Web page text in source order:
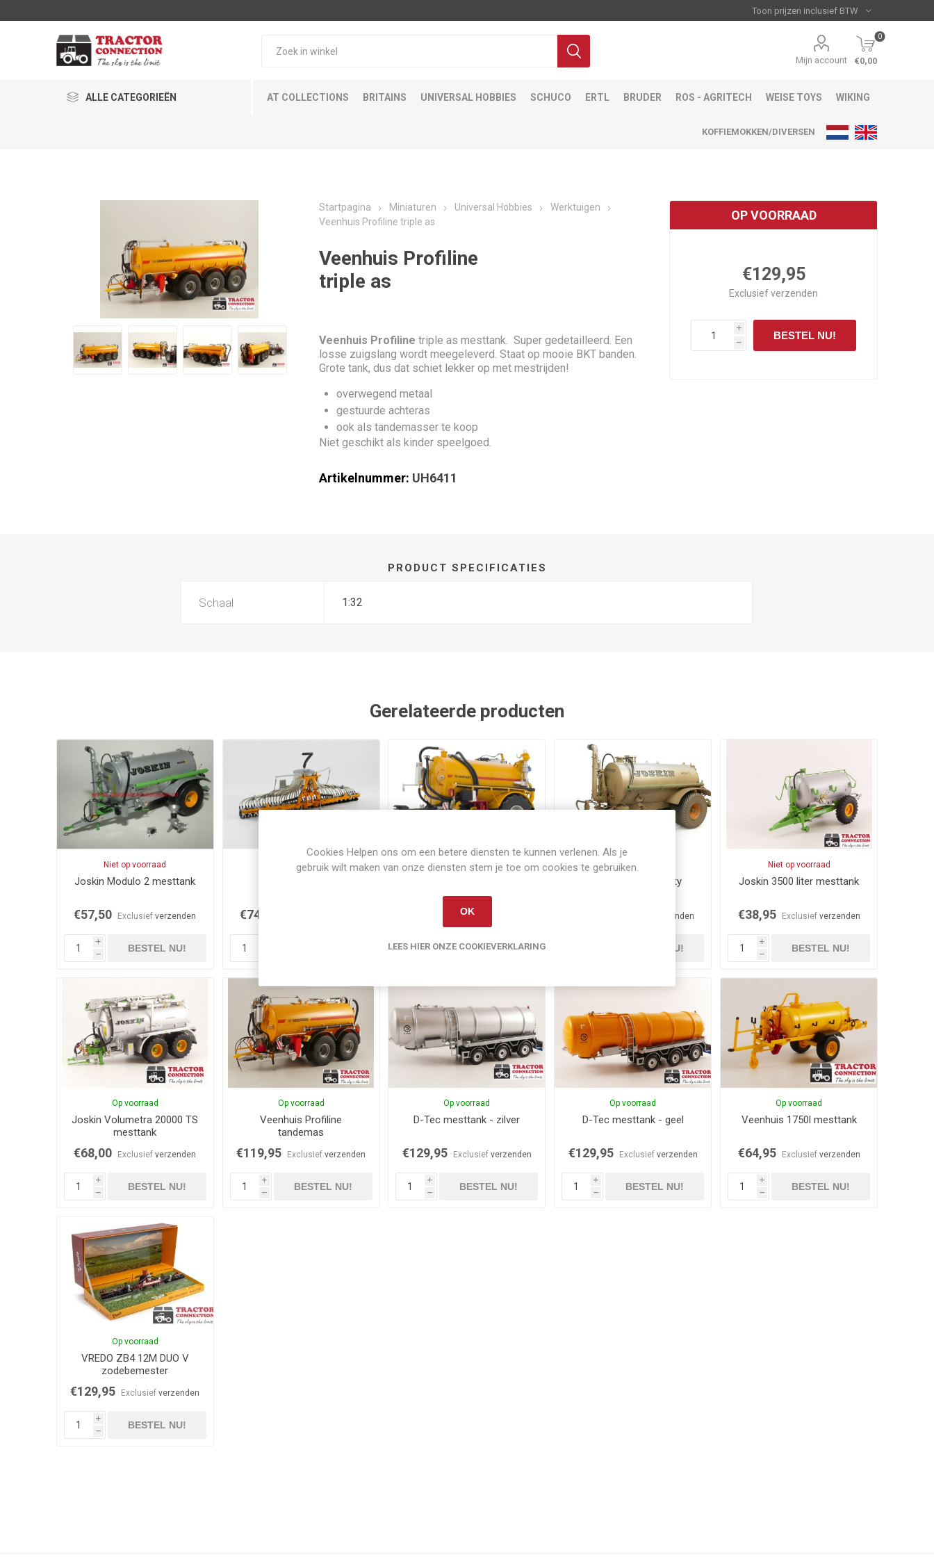
Mijn account
0
€0,00
ALLE CATEGORIEËN AT COLLECTIONS BRITAINS UNIVERSAL HOBBIES SCHUCO ERTL BRUDER ROS - AGRITECH WEISE TOYS WIKING
KOFFIEMOKKEN/DIVERSEN
Startpagina Miniaturen Universal Hobbies
Werktuigen
Veenhuis Profiline triple as
Veenhuis Profiline
triple as
Veenhuis Profilinetriple as mesttank. Super gedetailleerd. Een
losse zuigslang wordt meegeleverd. Staat op mooie BKT banden.
Grote tank, dus dat schiet lekker op met mestrijden!
overwegend metaal
gestuurde achteras
ook als tandemasser te koop
Niet geschikt als kinder speelgoed.
Artikelnummer: UH6411
OP VOORRAAD
€129,95
Exclusiefverzenden
i
h
BESTEL NU!
PRODUCT SPECIFICATIES
Schaal 1:32
Gerelateerde producten
Niet op voorraad
Joskin Modulo 2 mesttank
€57,50 Exclusiefverzenden
i
h
BESTEL NU!
Op voorraad
€74,95
Op voorraad
Exclusief
BESTEL NU!
Op voorraad
Joskin Modulo 2 dirty
verzenden
BESTEL NU!
Niet op voorraad
Joskin 3500 liter mesttank
€38,95 Exclusief verzenden
i
h
BESTEL NU!
Op voorraad
Joskin Volumetra 20000 TS
mesttank
€68,00 Exclusiefverzenden
i
h
BESTEL NU!
Op voorraad
Veenhuis Profiline
tandemas
€119,95 Exclusiefverzenden
i
h
BESTEL NU!
Op voorraad
D-Tec mesttank - zilver
€129,95 Exclusief verzenden
i
h
BESTEL NU!
Op voorraad
D-Tec mesttank - geel
€129,95 Exclusief verzenden
i
h
BESTEL NU!
Op voorraad
Veenhuis 1750l mesttank
€64,95 Exclusief verzenden
i
h
BESTEL NU!
Op voorraad
VREDO ZB4 12M DUO V
zodebemester
€129,95 Exclusiefverzenden
i
h
BESTEL NU!
Cookies Helpen ons om een betere diensten te kunnen verlenen. Als je
gebruik wilt maken van onze diensten stem je toe om cookies te gebruiken.
OK
LEES HIER ONZE COOKIEVERKLARING